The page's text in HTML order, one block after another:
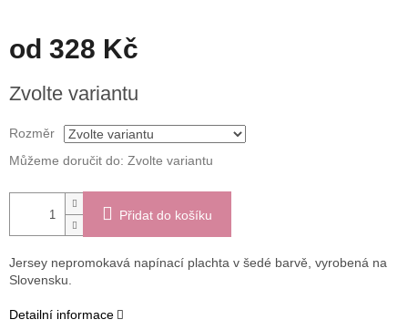
od 328 Kč
cena:
Zvolte variantu
Rozměr
Můžeme doručit do: Zvolte variantu
Přidat do košíku
Jersey nepromokavá napínací plachta v šedé barvě, vyrobená na
Slovensku.
Detailní informace